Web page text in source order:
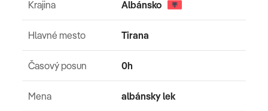
Krajina Albánsko
Hlavné mesto Tirana
Časový posun 0h
Mena albánsky lek